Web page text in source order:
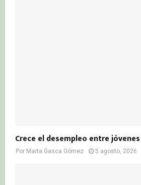
Crece el desempleo entre
Por Marta Gasca Gómez 5 agosto, 2026